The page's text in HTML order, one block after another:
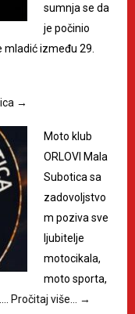
sumnja se da
je počinio
mladić između 29.
→
Moto klub
ORLOVI Mala
Subotica sa
zadovoljstvo
m poziva sve
ljubitelje
motocikala,
moto sporta,
Pročitaj više… →